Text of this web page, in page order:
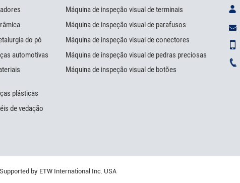
do pó
automotivas
plásticas
de vedação
Máquina de inspeção visual de terminais
Máquina de inspeção visual de parafusos
Máquina de inspeção visual de conectores
Máquina de inspeção visual de pedras preciosas
Máquina de inspeção visual de botões
Supported by ETW International Inc. USA